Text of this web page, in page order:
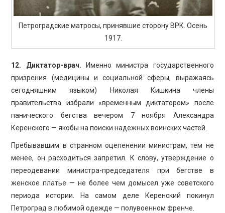
Петроградские матросы, принявшие сторону ВРК. Осень
1917.
12. Диктатор-врач.
Именно министра государственного
призрения (медицины и социальной сферы, выражаясь
сегодняшним языком) Николая Кишкина члены
правительства избрали «временным диктатором» после
панического бегства вечером 7 ноября Александра
Керенского — якобы на поиски надежных воинских частей.
Пребывавшим в странном оцепенении министрам, тем не
менее, он расходиться запретил. К слову, утверждение о
переодевании министра-председателя при бегстве в
женское платье — не более чем домысел уже советского
периода истории. На самом деле Керенский покинул
Петроград в любимой одежде — полувоенном френче.